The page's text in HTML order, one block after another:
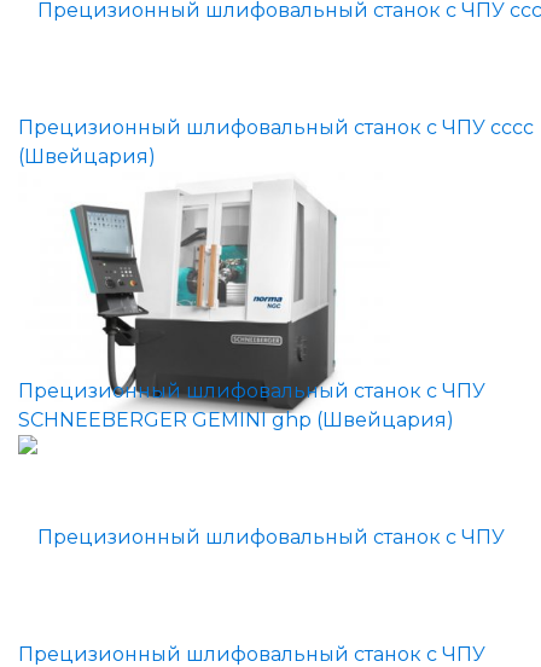
Прецизионный шлифовальный станок с ЧПУ сссс
(Швейцария)
Прецизионный шлифовальный станок с ЧПУ
SCHNEEBERGER GEMINI ghp (Швейцария)
Прецизионный шлифовальный станок с ЧПУ